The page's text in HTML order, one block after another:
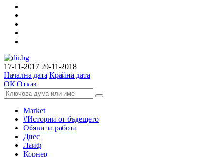
17-11-2017 20-11-2018
Начална дата Крайна дата
ОК Отказ
Market
#Истории от бъдещето
Обяви за работа
Днес
Лайф
Корнер